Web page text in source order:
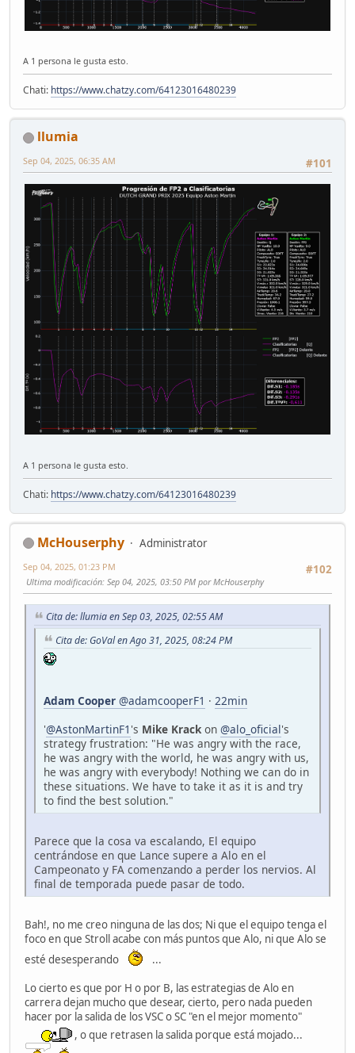
A 1 persona le gusta esto.
Chati: https://www.chatzy.com/64123016480239
llumia
#101
Sep 04, 2025, 06:35 AM
A 1 persona le gusta esto.
Chati: https://www.chatzy.com/64123016480239
McHouserphy
Administrator
#102
Sep 04, 2025, 01:23 PM
Ultima modificación: Sep 04, 2025, 03:50 PM por McHouserphy
Cita de: llumia en Sep 03, 2025, 02:55 AM
Cita de: GoVal en Ago 31, 2025, 08:24 PM
Adam Cooper @adamcooperF1 · 22min
'@AstonMartinF1 's Mike Krack on @alo_oficial's
strategy frustration: "He was angry with the race,
he was angry with the world, he was angry with us,
he was angry with everybody! Nothing we can do in
these situations. We have to take it as it is and try
to find the best solution."
Parece que la cosa va escalando, El equipo
centrándose en que Lance supere a Alo en el
Campeonato y FA comenzando a perder los nervios. Al
final de temporada puede pasar de todo.
Bah!, no me creo ninguna de las dos; Ni que el equipo tenga el
foco en que Stroll acabe con más puntos que Alo, ni que Alo se
esté desesperando
...
Lo cierto es que por H o por B, las estrategias de Alo en
carrera dejan mucho que desear, cierto, pero nada pueden
hacer por la salida de los VSC o SC "en el mejor momento"
, o que retrasen la salida porque está mojado...